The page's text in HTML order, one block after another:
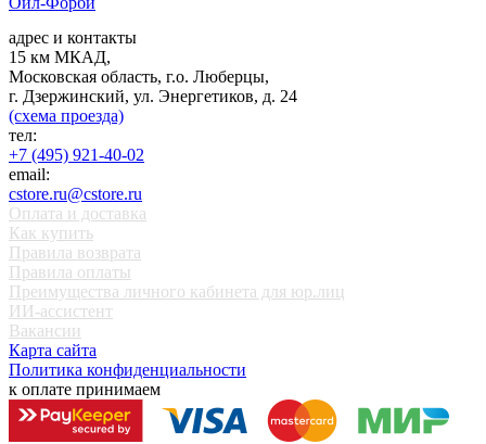
адрес и контакты
15 км МКАД,
Московская область, г.о. Люберцы,
г. Дзержинский, ул. Энергетиков, д. 24
(схема проезда)
тел:
+7 (495) 921-40-02
email:
cstore.ru@cstore.ru
Оплата и доставка
Как купить
Правила возврата
Правила оплаты
Преимущества личного кабинета для юр.лиц
ИИ-ассистент
Вакансии
Карта сайта
Политика конфиденциальности
к оплате принимаем